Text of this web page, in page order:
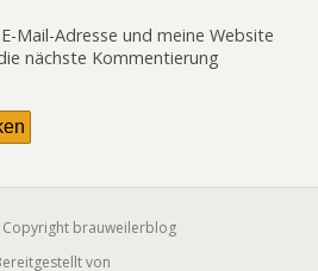
Mail-Adresse und meine Website
nächste Kommentierung
brauweilerblog
von